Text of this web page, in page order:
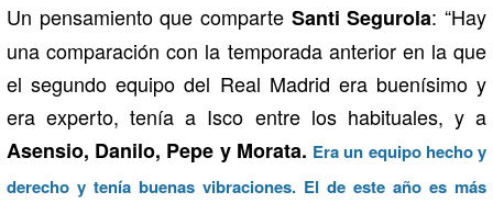
Un pensamiento que comparte Santi Segurola: “Hay
una comparación con la temporada anterior en la que
el segundo equipo del Real Madrid era buenísimo y
era experto, tenía a Isco entre los habituales, y a
Asensio, Danilo, Pepe y Morata. Era un equipo hecho y
derecho y tenía buenas vibraciones. El de este año es más